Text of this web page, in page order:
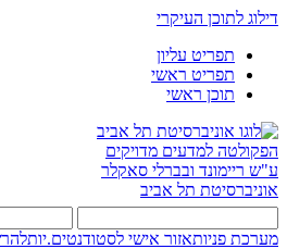
דילוג לתוכן העיקרי
תפריט עליון
תפריט ראשי
תוכן ראשי
הפקולטה למדעים מדויקים
ע"ש ריימונד ובברלי סאקלר
אוניברסיטת תל אביב
מערכת פניותאזור אישי לסטודנטים.יות